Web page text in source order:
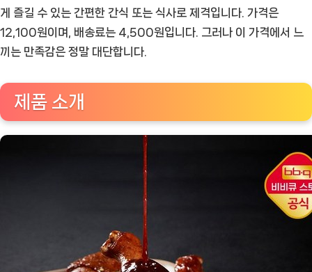
치
킨
이
통
리
바
베
게 즐길 수 있는 간편한 간식 또는 식사로 제격입니다. 가격은
12,100원이며, 배송료는 4,500원입니다. 그러나 이 가격에서 느
끼는 만족감은 정말 대단합니다.
제품 소개